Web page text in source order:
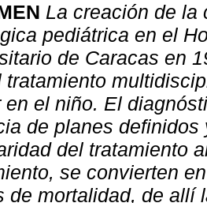
La creación de la
pediátrica en el
de Caracas en
tratamiento
en el niño. El
de planes definidos
del tratamiento
se convierten
de mortalidad, de allí